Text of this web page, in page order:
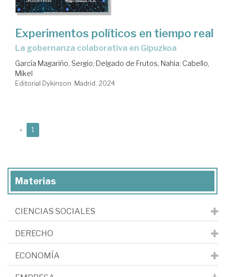
Experimentos políticos en tiempo real
la gobernanza colaborativa en Gipuzkoa
García Magariño, Sergio; Delgado de Frutos, Nahia; Cabello,
Mikel
Editorial Dykinson. Madrid, 2024
« 1
Materias
CIENCIAS SOCIALES
DERECHO
ECONOMÍA